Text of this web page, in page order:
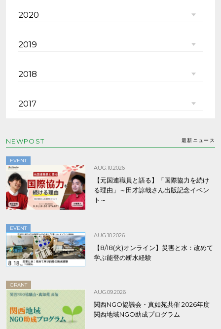
2020
2019
2018
2017
NEWPOST 最新ニュース
EVENT
AUG.10.2026
【元国連職員と語る】「国際協力を続け
る理由」～田才諒哉さん出版記念イベン
ト～
EVENT
AUG.10.2026
【8/18(火)オンライン】災害と水：改めて
学ぶ能登の断水経験
GRANT
AUG.09.2026
関西NGO協議会・真如苑共催 2026年度
関西地域NGO助成プログラム